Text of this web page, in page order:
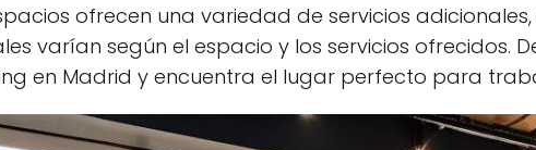
ofrecen una variedad de servicios
varían según el espacio y los servicios ofrecidos.
en Madrid y encuentra el lugar perfecto para